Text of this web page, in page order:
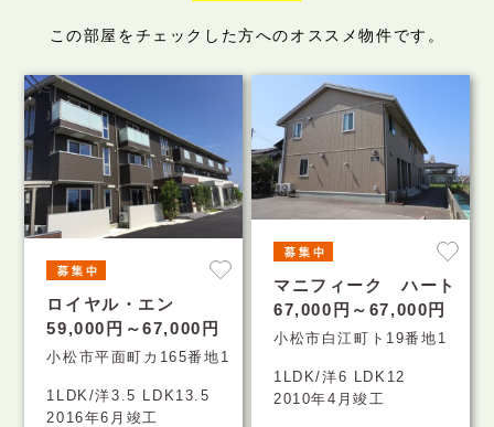
この部屋をチェックした方へのオススメ物件です。
ロイヤル・エン
59,000円～67,000円
小松市平面町カ165番地1
1LDK/洋3.5 LDK13.5
2016年6月竣工
マニフィーク ハート
67,000円～67,000円
小松市白江町ト19番地1
1LDK/洋6 LDK12
2010年4月竣工